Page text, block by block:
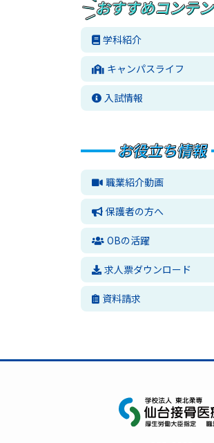
学科紹介
キャンパスライフ
入試情報
職業紹介動画
保護者の方へ
OBの活躍
求人票ダウンロード
資料請求